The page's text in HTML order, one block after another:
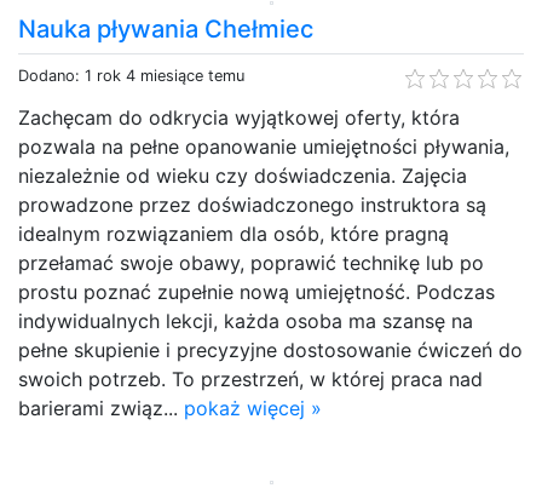
Nauka pływania Chełmiec
Dodano: 1 rok 4 miesiące temu
Zachęcam do odkrycia wyjątkowej oferty, która
pozwala na pełne opanowanie umiejętności pływania,
niezależnie od wieku czy doświadczenia. Zajęcia
prowadzone przez doświadczonego instruktora są
idealnym rozwiązaniem dla osób, które pragną
przełamać swoje obawy, poprawić technikę lub po
prostu poznać zupełnie nową umiejętność. Podczas
indywidualnych lekcji, każda osoba ma szansę na
pełne skupienie i precyzyjne dostosowanie ćwiczeń do
swoich potrzeb. To przestrzeń, w której praca nad
barierami związ... pokaż więcej »